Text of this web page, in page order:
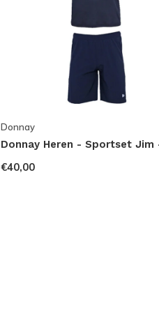
Donnay
Donnay Heren - Sportset Jim
€40,00